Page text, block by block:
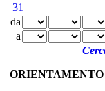
31
da
a
ORIENTAMENTO